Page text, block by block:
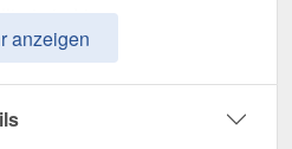
eindringen, was
und Fassade
anzeigen